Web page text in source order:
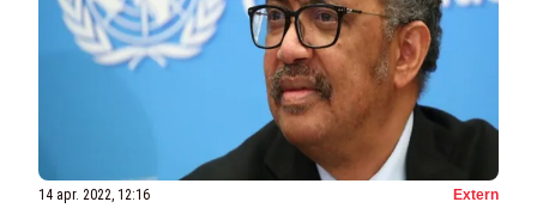
14 apr. 2022, 12:16 Extern